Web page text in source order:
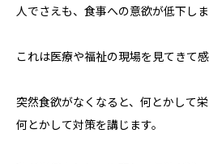
人でさえも、食事への意欲が低下しま
これは医療や福祉の現場を見てきて
突然食欲がなくなると、何とかして
何とかして対策を講じます。